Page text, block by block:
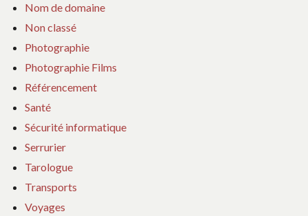
Nom de domaine
Non classé
Photographie
Photographie Films
Référencement
Santé
Sécurité informatique
Serrurier
Tarologue
Transports
Voyages